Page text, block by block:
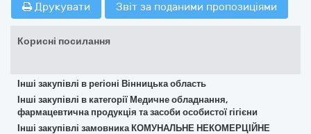
Друкувати Звіт за поданими пропозиціями
Корисні посилання
Інші закупівлі в регіоні Вінницька область
Інші закупівлі в категорії Медичне обладнання,
фармацевтична продукція та засоби особистої гігієни
Інші закупівлі замовника КОМУНАЛЬНЕ НЕКОМЕРЦІЙНЕ